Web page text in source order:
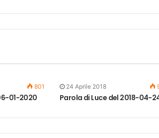
801
01-2020
24 Aprile 2018
Parola di Luce del 2018-04-